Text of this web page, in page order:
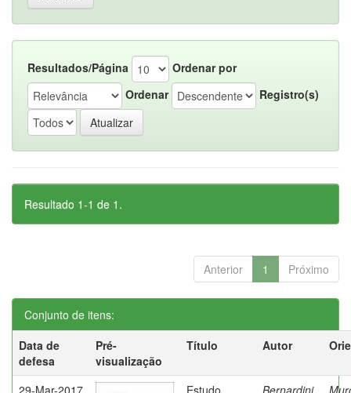
Resultados/Página
Ordenar por
Ordenar
Registro(s)
Resultado 1-1 de 1.
Anterior 1 Próximo
Conjunto de itens:
Data de
defesa
Pré-
visualização
Título Autor
29-Mar-2017 Estudo Bernardini,